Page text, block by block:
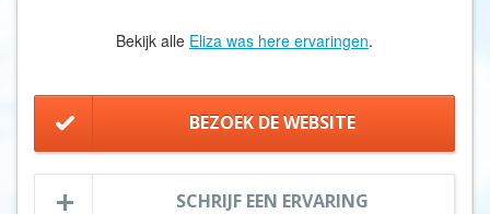
Bekijk alle Eliza was here ervaringen.
BEZOEK DE WEBSITE
SCHRIJF EEN ERVARING